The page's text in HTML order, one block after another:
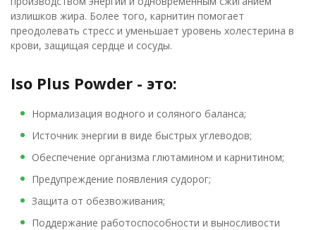
излишков жира. Более того, карнитин помогает
преодолевать стресс и уменьшает уровень холестерина в
крови, защищая сердце и сосуды.
Iso Plus Powder - это:
Нормализация водного и соляного баланса;
Источник энергии в виде быстрых углеводов;
Обеспечение организма глютамином и карнитином;
Предупреждение появления судорог;
Защита от обезвоживания;
Поддержание работоспособности и выносливости